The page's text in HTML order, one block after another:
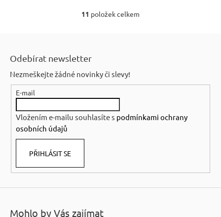
O
a
í
p
v
ý
11 položek celkem
Odebírat newsletter
Nezmeškejte žádné novinky či slevy!
E-mail
Vložením e-mailu souhlasíte s podmínkami ochrany
osobních údajů
PŘIHLÁSIT SE
Mohlo by Vás zajímat